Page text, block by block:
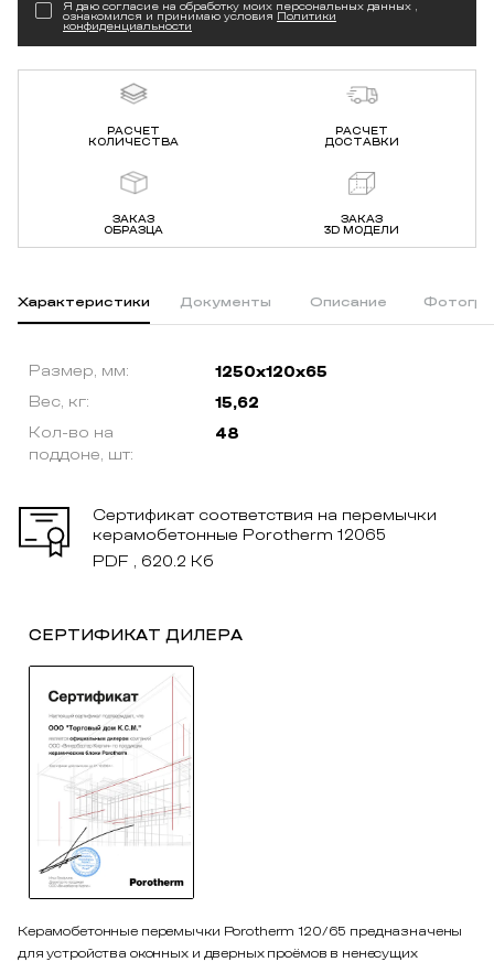
Я даю согласие на обработку моих персональных данных ,
ознакомился и принимаю условия Политики
конфиденциальности
РАСЧЕТ
КОЛИЧЕСТВА
РАСЧЕТ
ДОСТАВКИ
ЗАКАЗ
ОБРАЗЦА
ЗАКАЗ
3D МОДЕЛИ
Характеристики Документы Описание
Размер, мм: 1250х120х65
Вес, кг: 15,62
Кол-во на
поддоне, шт:
48
Сертификат соответствия на перемычки
керамобетонные Porotherm 12065
PDF , 620.2 Кб
СЕРТИФИКАТ ДИЛЕРА
Керамобетонные перемычки Porotherm 120/65 предназначены
для устройства оконных и дверных проёмов в ненесущих